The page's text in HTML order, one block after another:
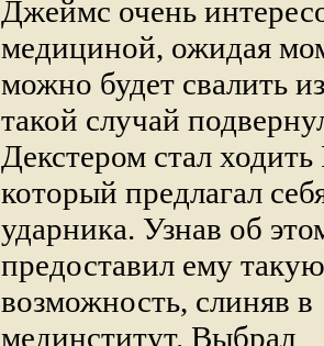
Джеймс очень
медициной, ожидая
можно будет свалить
такой случай
Декстером стал
который предлагал
ударника. Узнав об
предоставил ему такую
возможность, слиняв в
мединститут. Выбрал